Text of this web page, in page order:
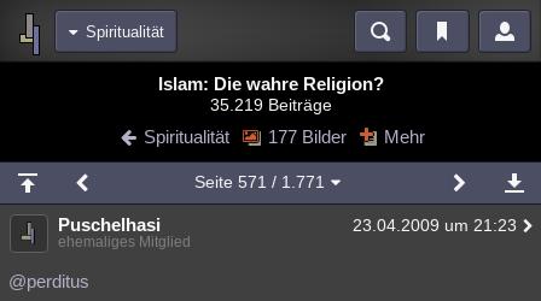
Spiritualität
Diskussionen Blogs Videos
Chat Wiki Neuigkeiten
meine Rubriken
Menschen Wissenschaft Mystery Kriminalfälle
Spiritualität
Islam: Die wahre Religion?
35.219 Beiträge
Spiritualität 177 Bilder Mehr
Seite 571 / 1.771
Puschelhasi 23.04.2009 um 21:23
ehemaliges Mitglied
@perditus